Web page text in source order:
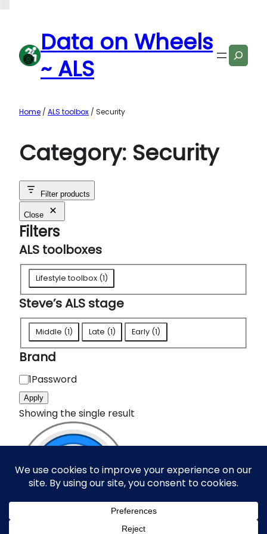
Data on Wheels
~ ALS
Search
Home / ALS toolbox / Security
Category: Security
Filter products
Close
Filters
ALS toolboxes
L
S
t
o
o
l
b
o
x
e
Lifestyle toolbox (1)
Steve’s ALS stage
t
e
v
e
'
A
S
s
Middle (1) Late (1) Early (1)
Brand
B
r
a
d
1Password
Apply
Showing the single result